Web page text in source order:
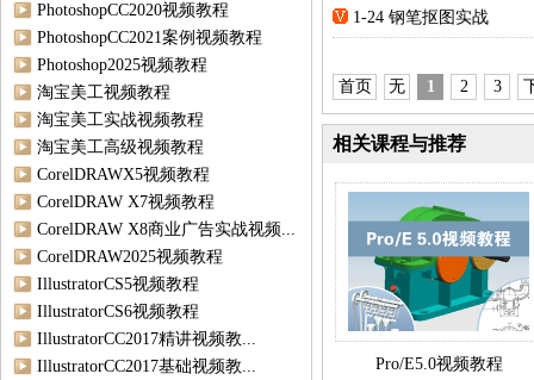
PhotoshopCC2020视频教程
PhotoshopCC2021案例视频教程
Photoshop2025视频教程
淘宝美工视频教程
淘宝美工实战视频教程
淘宝美工高级视频教程
CorelDRAWX5视频教程
CorelDRAW X7视频教程
CorelDRAW X8商业广告实战视频...
CorelDRAW2025视频教程
IllustratorCS5视频教程
IllustratorCS6视频教程
IllustratorCC2017精讲视频教...
IllustratorCC2017基础视频教...
1-24 钢笔抠图实战
首页 无 1 2 3
相关课程与推荐
Pro/E5.0视频教程